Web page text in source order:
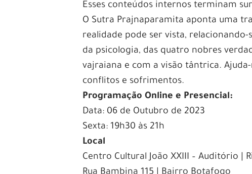
Esses conteúdos internos terminam
O Sutra Prajnaparamita aponta uma
realidade pode ser vista,
da psicologia, das quatro nobres
vajraiana e com a visão tântrica.
conflitos e sofrimentos.
Programação Online e Presencial:
Data: 06 de Outubro de 2023
Sexta: 19h30 às 21h
Local
Centro Cultural João XXIII – Auditório |